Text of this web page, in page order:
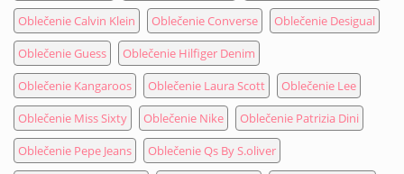
Oblečenie Calvin Klein
Oblečenie Converse
Oblečenie Desigual
Oblečenie Guess
Oblečenie Hilfiger Denim
Oblečenie Kangaroos
Oblečenie Laura Scott
Oblečenie Lee
Oblečenie Miss Sixty
Oblečenie Nike
Oblečenie Patrizia Dini
Oblečenie Pepe Jeans
Oblečenie Qs By S.oliver